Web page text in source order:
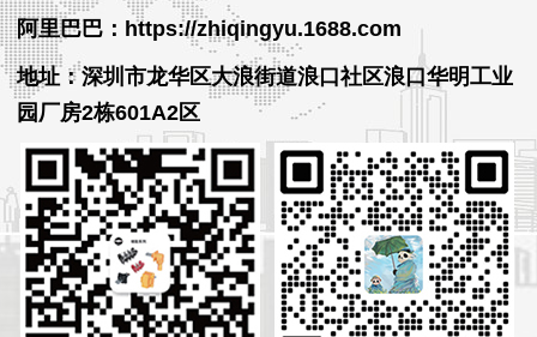
阿里巴巴：https://zhiqingyu.1688.com
地址：深圳市龙华区大浪街道浪口社区浪口华明工业
园厂房2栋601A2区